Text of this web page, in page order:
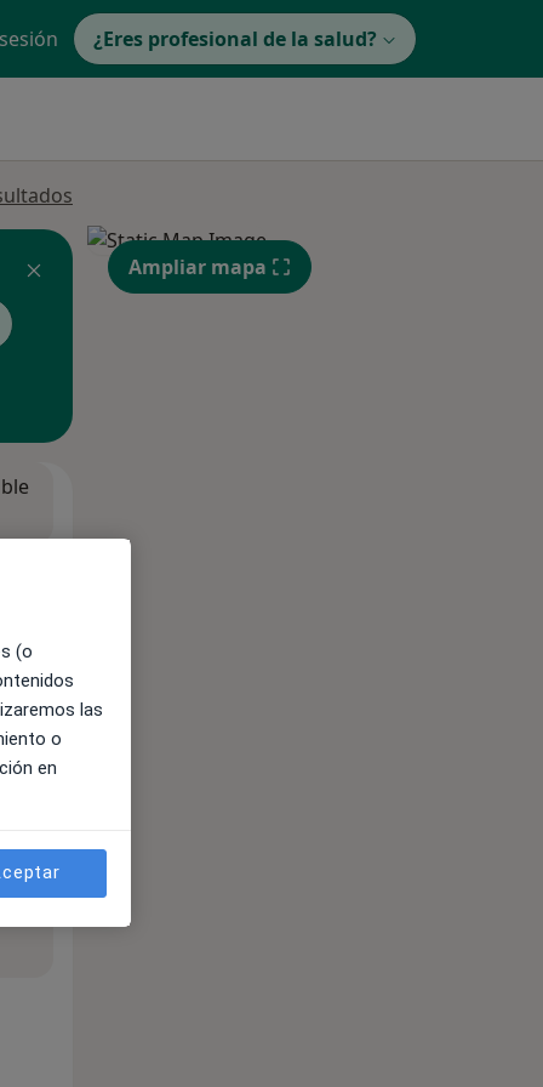
¿Eres profesional de la salud?
Ampliar mapa
(o
las
o
en